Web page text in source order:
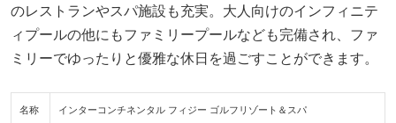
のレストランやスパ施設も充実。大人向けのインフィニテ
ィプールの他にもファミリープールなども完備され、ファ
ミリーでゆったりと優雅な休日を過ごすことができます。
名称 インターコンチネンタル フィジー ゴルフリゾート＆スパ